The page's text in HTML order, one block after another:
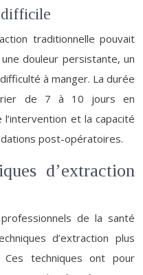
difficile
traditionnelle pouvait
douleur persistante, un
à manger. La durée
de 7 à 10 jours en
et la capacité
post-opératoires.
d’extraction
de la santé
d’extraction plus
techniques ont pour